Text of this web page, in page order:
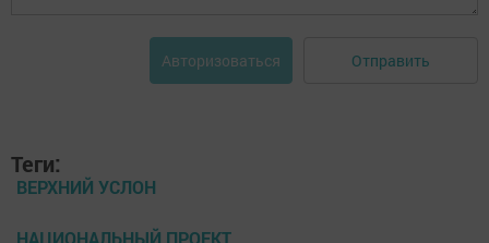
Авторизоваться Отправить
Теги:
ВЕРХНИЙ УСЛОН
НАЦИОНАЛЬНЫЙ ПРОЕКТ